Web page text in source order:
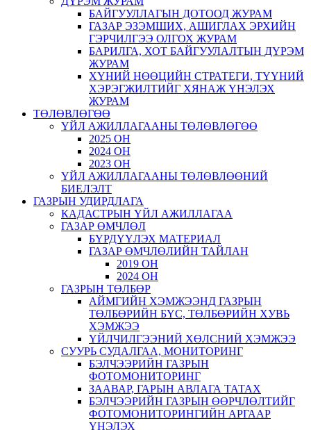
БАЙГУУЛЛАГЫН ДОТООД ЖУРАМ
ГАЗАР ЭЗЭМШИХ, АШИГЛАХ ЭРХИЙН
ГЭРЧИЛГЭЭ ОЛГОХ ЖУРАМ
БАРИЛГА, ХОТ БАЙГУУЛАЛТЫН ДҮРЭМ
ЖУРАМ
ХҮНИЙ НӨӨЦИЙН СТРАТЕГИ, ТҮҮНИЙ
ХЭРЭГЖИЛТИЙГ ХЯНАЖ ҮНЭЛЭХ
ЖУРАМ
ТӨЛӨВЛӨГӨӨ
ҮЙЛ АЖИЛЛАГААНЫ ТӨЛӨВЛӨГӨӨ
2025 ОН
2024 ОН
2023 ОН
ҮЙЛ АЖИЛЛАГААНЫ ТӨЛӨВЛӨӨНИЙ
БИЕЛЭЛТ
ГАЗРЫН УДИРДЛАГА
КАДАСТРЫН ҮЙЛ АЖИЛЛАГАА
ГАЗАР ӨМЧЛӨЛ
БҮРДҮҮЛЭХ МАТЕРИАЛ
ГАЗАР ӨМЧЛӨЛИЙН ТАЙЛАН
2019 ОН
2024 ОН
ГАЗРЫН ТӨЛБӨР
АЙМГИЙН ХЭМЖЭЭНД ГАЗРЫН
ТӨЛБӨРИЙН БҮС, ТӨЛБӨРИЙН ХУВЬ
ХЭМЖЭЭ
ҮЙЛЧИЛГЭЭНИЙ ХӨЛСНИЙ ХЭМЖЭЭ
СУУРЬ СУДАЛГАА, МОНИТОРИНГ
БЭЛЧЭЭРИЙН ГАЗРЫН
ФОТОМОНИТОРИНГ
ЗААВАР, ГАРЫН АВЛАГА ТАТАХ
БЭЛЧЭЭРИЙН ГАЗРЫН ӨӨРЧЛӨЛТИЙГ
ФОТОМОНИТОРИНГИЙН АРГААР
ҮНЭЛЭХ